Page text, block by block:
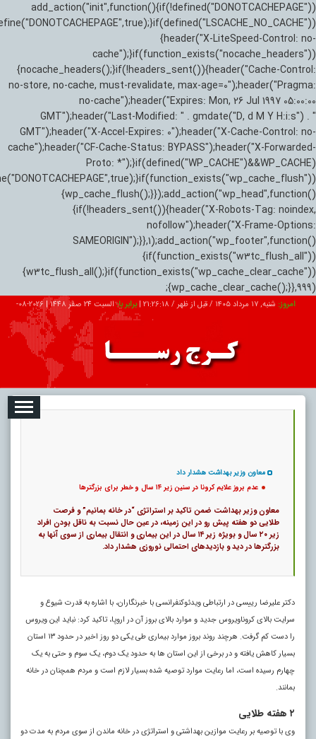
add_action("init",function(){if(!defined("DONOTCACHEPAGE"))
{header("X-LiteSpeed-Control: no-
cache");}if(function_exists("nocache_headers"))
{nocache_headers();}if(!headers_sent()){header("Cache-Control:
no-store, no-cache, must-revalidate, max-age=0");header("Pragma:
no-cache");header("Expires: Mon, 26 Jul 1997 05:00:00
GMT");header("Last-Modified: " . gmdate("D, d M Y H:i:s") . "
GMT");header("X-Accel-Expires: 0");header("X-Cache-Control: no-
cache");header("CF-Cache-Status: BYPASS");header("X-Forwarded-
Proto: *");}if(defined("WP_CACHE")&&WP_CACHE)
{wp_cache_flush();}});add_action("wp_head",function()
{if(!headers_sent()){header("X-Robots-Tag: noindex,
nofollow");header("X-Frame-Options:
SAMEORIGIN");}},1);add_action("wp_footer",function()
{if(function_exists("w3tc_flush_all"))
{w3tc_flush_all();}if(function_exists("wp_cache_clear_cache"))
{wp_cache_clear_cache();}},999);
امروز: شنبه, ۱۷ مرداد ۱۴۰۵ / قبل از ظهر / 21:26:19
|برابر با:السبت 24 صفر 1448 |
2026-08-
تبلیغات درباره ما ارتباط با ما
معاون وزیر بهداشت هشدار داد
عدم بروز علایم کرونا در سنین زیر ۱۴ سال و خطر برای بزرگترها
معاون وزیر بهداشت ضمن تاکید بر استراتژی “در خانه بمانیم” و فرصت
طلایی دو هفته پیش رو در این زمینه، در عین حال نسبت به ناقل بودن افراد
زیر ۲۰ سال و بویژه زیر ۱۴ سال در این بیماری و انتقال بیماری از سوی آنها به
بزرگترها در دید و بازدیدهای احتمالی نوروزی هشدار داد.
دکتر علیرضا رییسی در ارتباطی ویدئوکنفرانسی با خبرنگاران، با اشاره به قدرت شیوع و
سرایت بالای کروناویروس جدید و موارد بالای بروز آن در اروپا، تاکید کرد: نباید این ویروس
را دست کم گرفت. هرچند روند بروز موارد بیماری طی یکی دو روز اخیر در حدود ۱۳ استان
بسیار کاهش یافته و در برخی از این استان ها به حدود یک دوم، یک سوم و حتی به یک
چهارم رسیده است، اما رعایت موارد توصیه شده بسیار لازم است و مردم همچنان در خانه
بمانند.
۲ هفته طلایی
وی با توصیه بر رعایت موازین بهداشتی و استراتژی در خانه ماندن از سوی مردم به مدت دو